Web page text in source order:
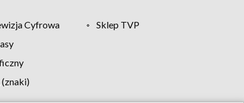
Cyfrowa
Sklep TVP